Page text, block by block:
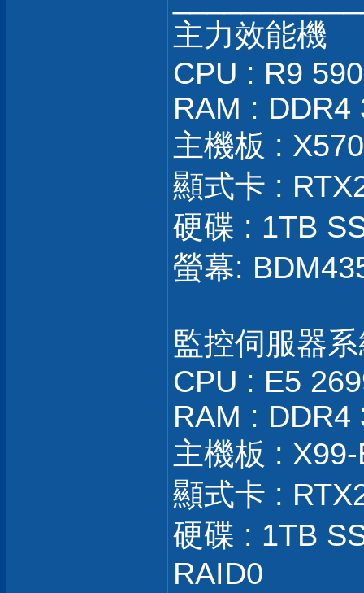
主力效能機
CPU : R9
RAM : DDR4
主機板 :
顯式卡 :
硬碟 : 1TB
螢幕:
監控伺服器
CPU : E5
RAM : DDR4
主機板 : X99-
顯式卡 :
硬碟 : 1TB
RAID0